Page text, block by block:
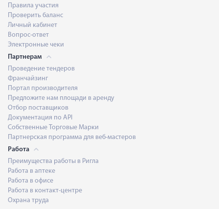
Правила участия
Проверить баланс
Личный кабинет
Вопрос-ответ
Электронные чеки
Партнерам
Проведение тендеров
Франчайзинг
Портал производителя
Предложите нам площади в аренду
Отбор поставщиков
Документация по API
Собственные Торговые Марки
Партнерская программа для веб-мастеров
Работа
Преимущества работы в Ригла
Работа в аптеке
Работа в офисе
Работа в контакт-центре
Охрана труда